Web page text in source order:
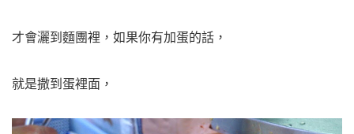
才會灑到麵團裡，如果你有加蛋的話，
就是撒到蛋裡面，